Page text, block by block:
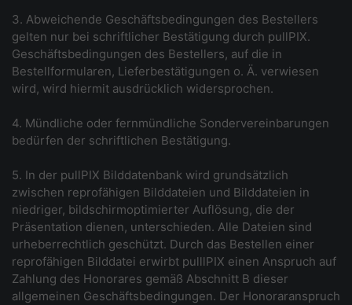
3. Abweichende Geschäftsbedingungen des Bestellers
gelten nur bei schriftlicher Bestätigung durch pullPIX.
Geschäftsbedingungen des Bestellers, auf die in
Bestellformularen, Lieferbestätigungen o. Ä. verwiesen
wird, wird hiermit ausdrücklich widersprochen.
4. Mündliche oder fernmündliche Sondervereinbarungen
bedürfen der schriftlichen Bestätigung.
5. In der pullPIX Bilddatenbank wird grundsätzlich
zwischen reprofähigen Bilddateien und Bilddateien in
niedriger, bildschirmoptimierter Auflösung, die der
Präsentation dienen, unterschieden. Alle Dateien sind
urheberrechtlich geschützt. Durch das Bestellen einer
reprofähigen Bilddatei erwirbt pulllPIX einen Anspruch auf
Zahlung des Honorares gemäß Abschnitt B dieser
allgemeinen Geschäftsbedingungen. Der Honoraranspruch